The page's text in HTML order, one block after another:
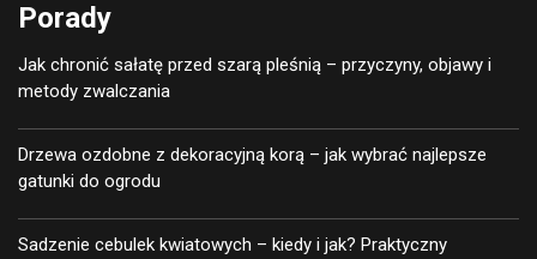
Porady
Jak chronić sałatę przed szarą pleśnią – przyczyny, objawy i
metody zwalczania
Drzewa ozdobne z dekoracyjną korą – jak wybrać najlepsze
gatunki do ogrodu
Sadzenie cebulek kwiatowych – kiedy i jak? Praktyczny